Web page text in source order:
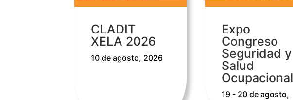
CLADIT
XELA 2026
10 de agosto, 2026
Expo
Congreso
Seguridad y
Salud
Ocupacional
19 - 20 de agosto,